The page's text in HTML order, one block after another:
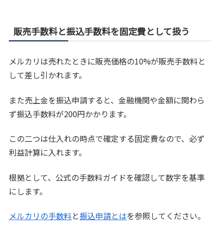
販売手数料と振込手数料を固定費として扱う
メルカリは売れたときに販売価格の10%が販売手数料と
して差し引かれます。
また売上金を振込申請すると、金融機関や金額に関わら
ず振込手数料が200円かかります。
この二つは仕入れの時点で確定する固定費なので、必ず
利益計算に入れます。
根拠として、公式の手数料ガイドを確認して数字を基準
にします。
メルカリの手数料と振込申請とはを参照してください。